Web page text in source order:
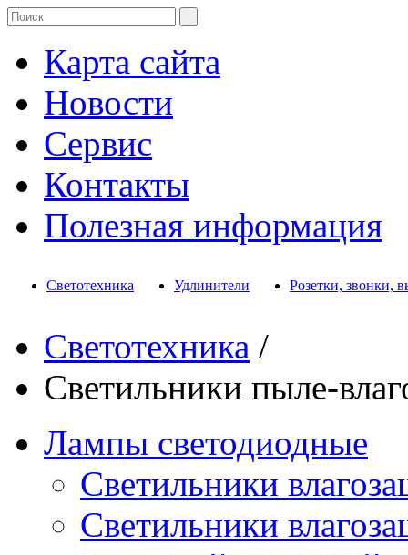
Карта сайта
Новости
Сервис
Контакты
Полезная информация
Светотехника Удлинители Розетки, звонки,
Светотехника /
Светильники пыле-
Лампы светодиодные
Светильники
Светильники